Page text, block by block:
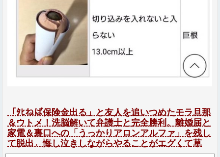
「ﾀﾋねば保険金出る」と友人を追いつめたモラ旦那
＆ウトメ！洗脳解いて弁護士と完全勝利。離婚届と
家電＆裏口への「うっかりアロンアルファ」を残し
て脱出←悔し泣きしながらやることがエグくて草